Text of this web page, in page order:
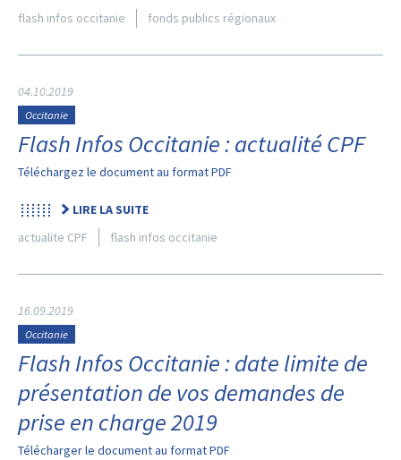
flash infos occitanie
fonds publics régionaux
04.10.2019
Occitanie
Flash Infos Occitanie : actualité CPF
Téléchargez le document au format PDF
LIRE LA SUITE
actualite CPF
flash infos occitanie
16.09.2019
Occitanie
Flash Infos Occitanie : date limite de
présentation de vos demandes de
prise en charge 2019
Télécharger le document au format PDF